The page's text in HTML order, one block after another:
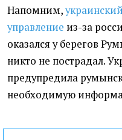
Напомним,
управление из-за
оказался у берегов
никто не пострадал.
предупредила
необходимую